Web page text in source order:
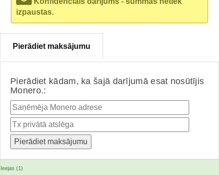
izpaustas.
Pierādiet maksājumu
Pierādiet kādam, ka šajā darījumā esat nosūtījis
Monero.:
Ieejas (1)